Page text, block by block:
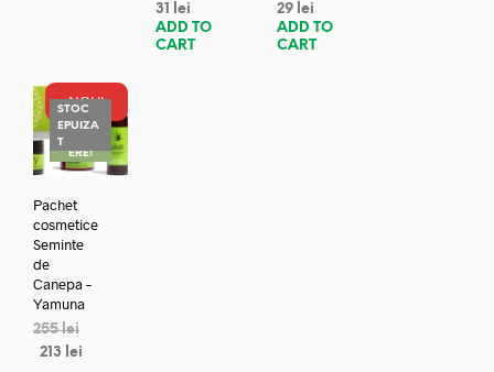
31
lei
ADD TO
CART
29 lei
ADD TO
CART
NOU!
STOC
EPUIZA
TREDUC
ERE!
Pachet
cosmetice
Seminte
de
Canepa –
Yamuna
255lei
213
lei